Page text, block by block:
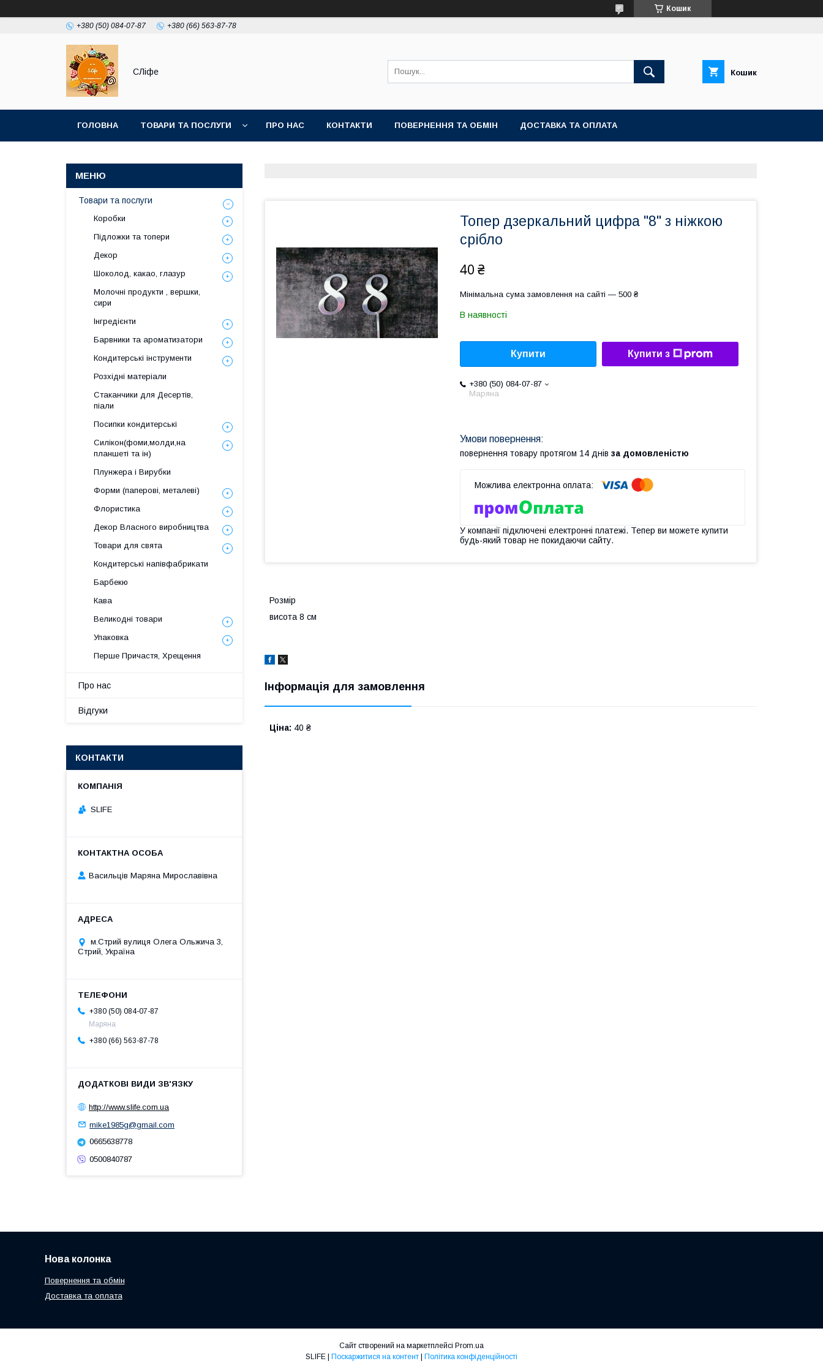
Кошик
+380 (50) 084-07-87 +380 (66) 563-87-78
СЛіфе Кошик
ГОЛОВНА ТОВАРИ ТА ПОСЛУГИ ПРО НАС КОНТАКТИ ПОВЕРНЕННЯ ТА ОБМІН ДОСТАВКА ТА ОПЛАТА
Топер дзеркальний цифра "8" з ніжкою
срібло
40 ₴
Мінімальна сума замовлення на сайті — 500 ₴
В наявності
Купити Купити з
+380 (50) 084-07-87
Маряна
повернення товару протягом 14 днів за домовленістю
У компанії підключені електронні платежі. Тепер ви можете купити
будь-який товар не покидаючи сайту.
Розмір
висота 8 см
Інформація для замовлення
Ціна: 40 ₴
Товари та послуги
Коробки
Підложки та топери
Декор
Шоколод, какао, глазур
Молочні продукти , вершки,
сири
Інгредієнти
Барвники та ароматизатори
Кондитерські інструменти
Розхідні матеріали
Стаканчики для Десертів,
піали
Посипки кондитерські
Силікон(фоми,молди,на
планшеті та ін)
Плунжера і Вирубки
Форми (паперові, металеві)
Флористика
Декор Власного виробництва
Товари для свята
Кондитерські напівфабрикати
Барбекю
Кава
Великодні товари
Упаковка
Перше Причастя, Хрещення
Про нас
Відгуки
КОНТАКТИ
SLIFE
Васильців Маряна Мирославівна
м.Стрий вулиця Олега Ольжича 3,
Стрий, Україна
+380 (50) 084-07-87
Маряна
+380 (66) 563-87-78
http://www.slife.com.ua
mike1985g@gmail.com
0665638778
0500840787
Нова колонка
Повернення та обмін
Доставка та оплата
Сайт створений на маркетплейсі Prom.ua
Поскаржитися на контент Політика конфіденційності